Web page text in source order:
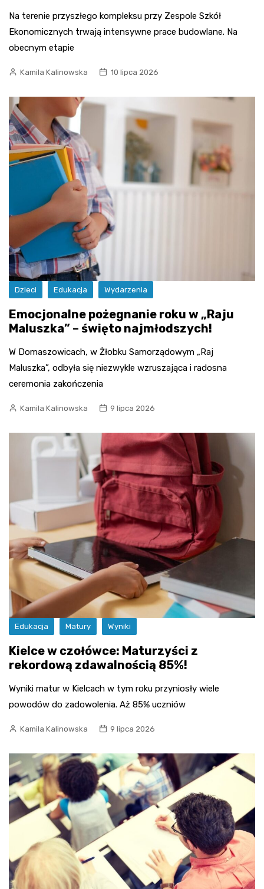
Na terenie przyszłego kompleksu przy Zespole Szkół
Ekonomicznych trwają intensywne prace budowlane. Na
obecnym etapie
Kamila Kalinowska 10 lipca 2026
Dzieci Edukacja Wydarzenia
Emocjonalne pożegnanie roku w „Raju
Maluszka” – święto najmłodszych!
W Domaszowicach, w Żłobku Samorządowym „Raj
Maluszka”, odbyła się niezwykle wzruszająca i radosna
ceremonia zakończenia
Kamila Kalinowska 9 lipca 2026
Edukacja Matury Wyniki
Kielce w czołówce: Maturzyści z
rekordową zdawalnością 85%!
Wyniki matur w Kielcach w tym roku przyniosły wiele
powodów do zadowolenia. Aż 85% uczniów
Kamila Kalinowska 9 lipca 2026